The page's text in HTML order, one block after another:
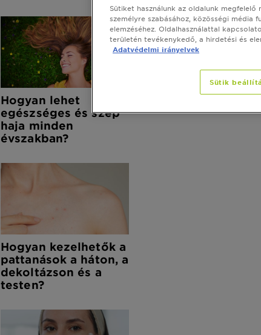
Hogyan lehet
egészséges és szép
haja minden
évszakban?
Hogyan kezelhetők a
pattanások a háton, a
dekoltázson és a
testen?
Sütiket használunk az oldalunk
személyre szabásához, közösségi média
elemzéséhez. Oldalhasználattal
területén tevékenykedő, a hirdetési és
Adatvédelmi irányelvek
Sütik